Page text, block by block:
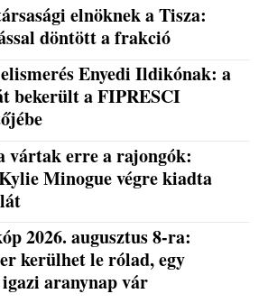
elnöknek a Tisza:
döntött a frakció
Enyedi Ildikónak: a
bekerült a FIPRESCI
vártak erre a rajongók:
Minogue végre kiadta
2026. augusztus 8-ra:
kerülhet le rólad, egy
aranynap vár